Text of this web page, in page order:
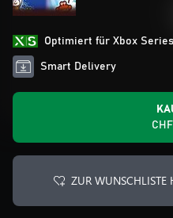
Optimiert für Xbox
Smart Delivery
ZUR WUNSCHLISTE